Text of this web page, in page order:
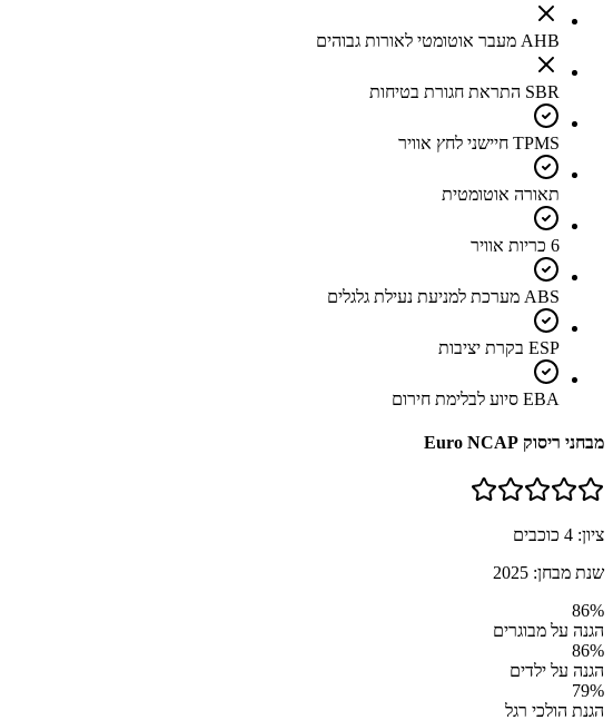
AHB מעבר אוטומטי לאורות גבוהים
SBR התראת חגורת בטיחות
TPMS חיישני לחץ אוויר
תאורה אוטומטית
6 כריות אוויר
ABS מערכת למניעת נעילת גלגלים
ESP בקרת יציבות
EBA סיוע לבלימת חירום
מבחני ריסוק Euro NCAP
ציון: 4 כוכבים
שנת מבחן: 2025
86%
הגנה על מבוגרים
86%
הגנה על ילדים
79%
הגנת הולכי רגל